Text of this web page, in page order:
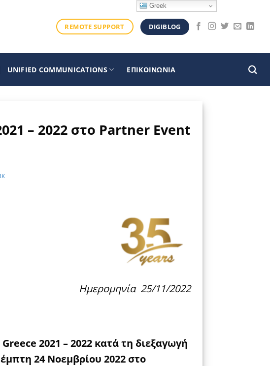
REMOTE SUPPORT DIGIBLOG
UNIFIED COMMUNICATIONS ΕΠΙΚΟΙΝΩΝΙΑ
– 2022 στο Partner Event
Ημερομηνία 25/11/2022
2021 – 2022 κατάτη διεξαγωγή
24Νοεμβρίου 2022 στο
Greek